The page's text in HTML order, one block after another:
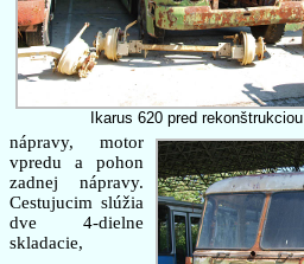
Ikarus 620 pred rekonštrukciou
nápravy, motor
vpredu a pohon
zadnej nápravy.
Cestujucim slúžia
dve 4-dielne
skladacie,